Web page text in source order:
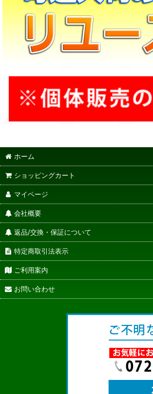
ホーム
ショッピングカート
マイページ
会社概要
返品/交換・保証について
特定商取引法表示
ご利用案内
お問い合わせ